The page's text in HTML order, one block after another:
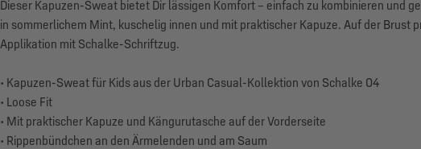
Dieser Kapuzen-Sweat bietet Dir lässigen Komfort – einfach zu kombinieren und
in sommerlichem Mint, kuschelig innen und mit praktischer Kapuze. Auf der Brust
Applikation mit Schalke-Schriftzug.
• Kapuzen-Sweat für Kids aus der Urban Casual-Kollektion von Schalke 04
• Loose Fit
• Mit praktischer Kapuze und Kängurutasche auf der Vorderseite
• Rippenbündchen an den Ärmelenden und am Saum